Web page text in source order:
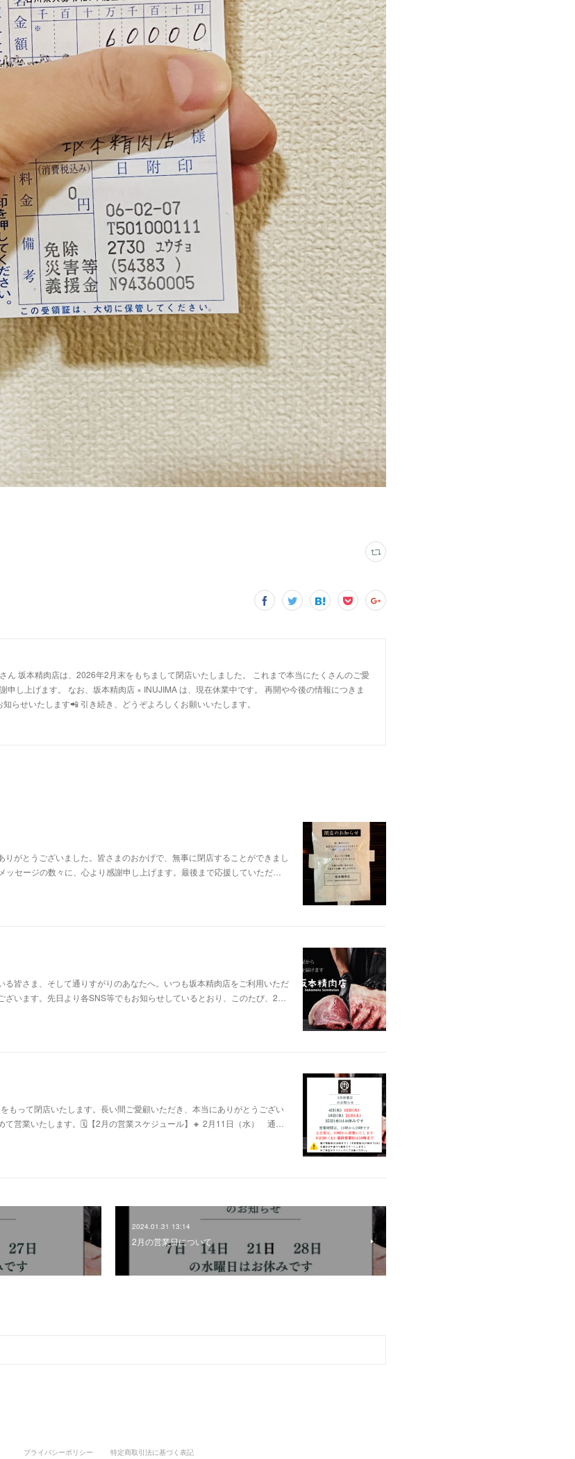
ん 坂本精肉店は、2026年2月末をもちまして閉店いたしました。 これまで本当にたくさんのご愛
申し上げます。 なお、坂本精肉店 × INUJIMA は、現在休業中です。 再開や今後の情報につきま
らせいたします📲 引き続き、どうぞよろしくお願いいたします。
りがとうございました。皆さまのおかげで、無事に閉店することができまし
セージの数々に、心より感謝申し上げます。最後まで応援していただ…
皆さま、そして通りすがりのあなたへ。いつも坂本精肉店をご利用いただ
います。先日より各SNS等でもお知らせしているとおり、このたび、2…
もって閉店いたします。長い間ご愛顧いただき、本当にありがとうござい
て営業いたします。🗓【2月の営業スケジュール】🔸 2月11日（水） 通…
2024.01.31 13:14
2月の営業日について
プライバシーポリシー 特定商取引法に基づく表記